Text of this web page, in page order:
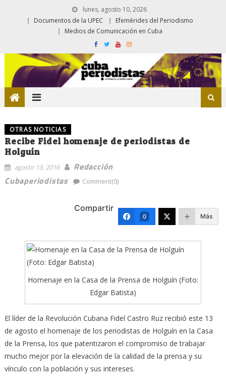
lunes, agosto 10, 2026
Documentos de la UPEC
Efemérides del Periodismo
Medios de Comunicación en Cuba
OTRAS NOTICIAS
Recibe Fidel homenaje de periodistas de
Holguín
agosto 13, 2016
Redacción
Cubaperiodistas
Comment(0)
Compartir
0 Más
Homenaje en la Casa de la Prensa de Holguín (Foto:
Edgar Batista)
El líder de la Revolución Cubana Fidel Castro Ruz recibió este 13
de agosto el homenaje de los periodistas de Holguín en la Casa
de la Prensa, los que patentizaron el compromiso de trabajar
mucho mejor por la elevación de la calidad de la prensa y su
vínculo con la población y sus intereses.